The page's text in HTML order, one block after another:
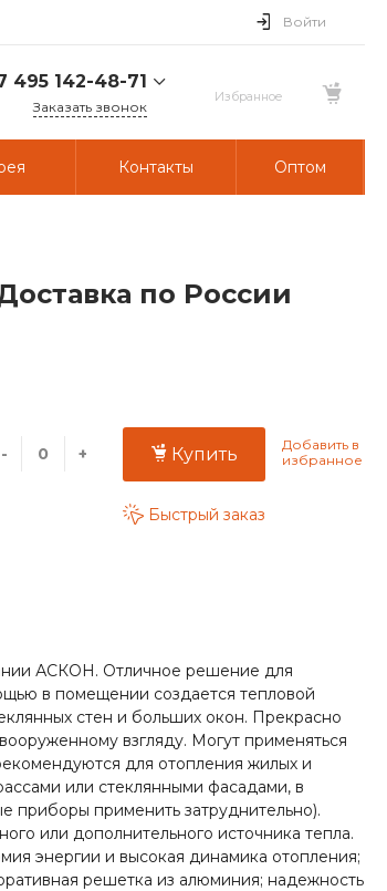
Войти
495 142-48-71
Заказать звонок
Контакты Оптом
по России
- + Купить
Быстрый заказ
АСКОН. Отличное решение для
в помещении создается тепловой
стен и больших окон. Прекрасно
взгляду. Могут применяться
для отопления жилых и
или стеклянными фасадами, в
приборы применить затруднительно).
или дополнительного источника тепла.
энергии и высокая динамика отопления;
решетка из алюминия; надежность